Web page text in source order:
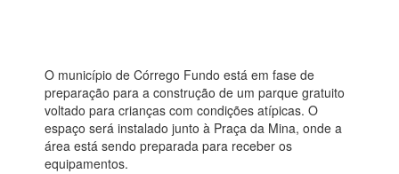
O município de Córrego Fundo está em fase de
preparação para a construção de um parque gratuito
voltado para crianças com condições atípicas. O
espaço será instalado junto à Praça da Mina, onde a
área está sendo preparada para receber os
equipamentos.